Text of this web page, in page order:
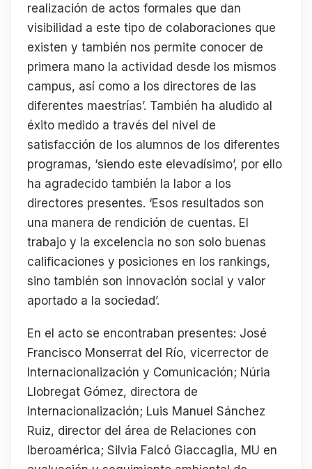
realización de actos formales que dan
visibilidad a este tipo de colaboraciones que
existen y también nos permite conocer de
primera mano la actividad desde los mismos
campus, así como a los directores de las
diferentes maestrías’. También ha aludido al
éxito medido a través del nivel de
satisfacción de los alumnos de los diferentes
programas, ‘siendo este elevadísimo’, por ello
ha agradecido también la labor a los
directores presentes. ‘Esos resultados son
una manera de rendición de cuentas. El
trabajo y la excelencia no son solo buenas
calificaciones y posiciones en los rankings,
sino también son innovación social y valor
aportado a la sociedad’.
En el acto se encontraban presentes: José
Francisco Monserrat del Río, vicerrector de
Internacionalización y Comunicación; Núria
Llobregat Gómez, directora de
Internacionalización; Luis Manuel Sánchez
Ruiz, director del área de Relaciones con
Iberoamérica; Silvia Falcó Giaccaglia, MU en